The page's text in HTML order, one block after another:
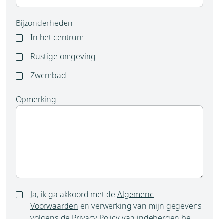
Bijzonderheden
In het centrum
Rustige omgeving
Zwembad
Opmerking
Ja, ik ga akkoord met de Algemene
Voorwaarden en verwerking van mijn gegevens